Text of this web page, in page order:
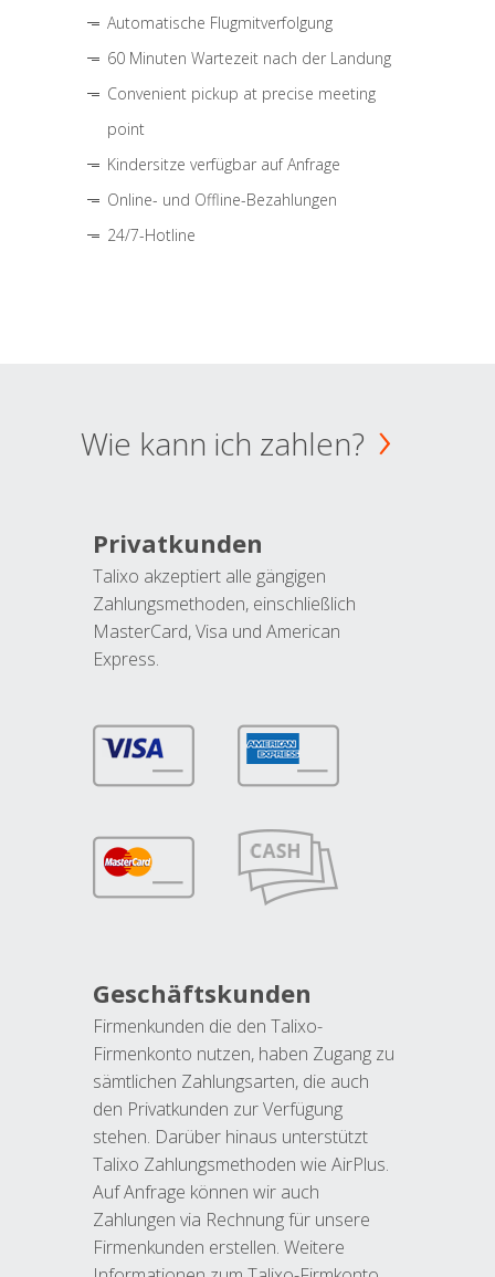
Automatische Flugmitverfolgung
60 Minuten Wartezeit nach der Landung
Convenient pickup at precise meeting
point
Kindersitze verfügbar auf Anfrage
Online- und Offline-Bezahlungen
24/7-Hotline
Wie kann ich zahlen?
Privatkunden
Talixo akzeptiert alle gängigen
Zahlungsmethoden, einschließlich
MasterCard, Visa und American
Express.
Geschäftskunden
Firmenkunden die den Talixo-
Firmenkonto nutzen, haben Zugang zu
sämtlichen Zahlungsarten, die auch
den Privatkunden zur Verfügung
stehen. Darüber hinaus unterstützt
Talixo Zahlungsmethoden wie AirPlus.
Auf Anfrage können wir auch
Zahlungen via Rechnung für unsere
Firmenkunden erstellen. Weitere